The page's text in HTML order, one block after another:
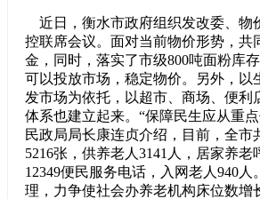
近日，衡水市政府组织发改委、物
控联席会议。面对当前物价形势，
金，同时，落实了市级800吨面粉库
可以投放市场，稳定物价。另外，
发市场为依托，以超市、商场、便
体系也建立起来。“保障民生应从重
民政局局长康连贞介绍，目前，全
5216张，供养老人3141人，居家养
12349便民服务电话，入网老人940
理，力争使社会办养老机构床位数增